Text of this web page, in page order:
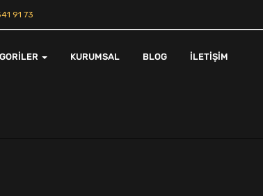
91 73
KURUMSAL BLOG İLETIŞIM